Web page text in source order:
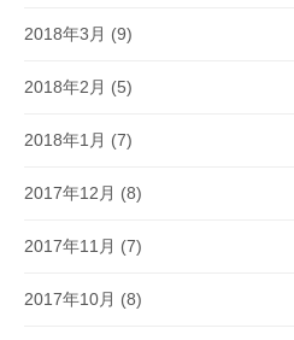
2018年3月 (9)
2018年2月 (5)
2018年1月 (7)
2017年12月 (8)
2017年11月 (7)
2017年10月 (8)